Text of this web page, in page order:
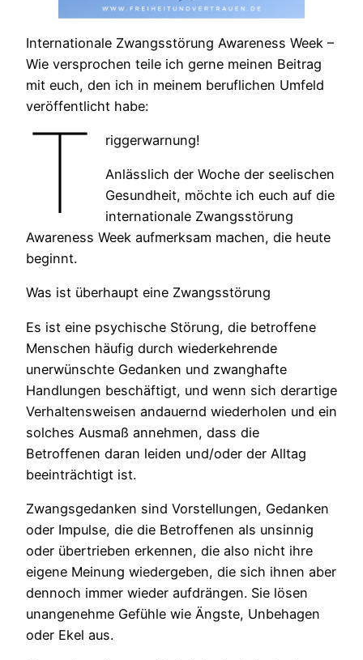
Internationale Zwangsstörung Awareness Week –
Wie versprochen teile ich gerne meinen Beitrag
mit euch, den ich in meinem beruflichen Umfeld
veröffentlicht habe:
T riggerwarnung!
Anlässlich der Woche der seelischen
Gesundheit, möchte ich euch auf die
internationale Zwangsstörung
Awareness Week aufmerksam machen, die heute
beginnt.
Was ist überhaupt eine Zwangsstörung
Es ist eine psychische Störung, die betroffene
Menschen häufig durch wiederkehrende
unerwünschte Gedanken und zwanghafte
Handlungen beschäftigt, und wenn sich derartige
Verhaltensweisen andauernd wiederholen und ein
solches Ausmaß annehmen, dass die
Betroffenen daran leiden und/oder der Alltag
beeinträchtigt ist.
Zwangsgedanken sind Vorstellungen, Gedanken
oder Impulse, die die Betroffenen als unsinnig
oder übertrieben erkennen, die also nicht ihre
eigene Meinung wiedergeben, die sich ihnen aber
dennoch immer wieder aufdrängen. Sie lösen
unangenehme Gefühle wie Ängste, Unbehagen
oder Ekel aus.